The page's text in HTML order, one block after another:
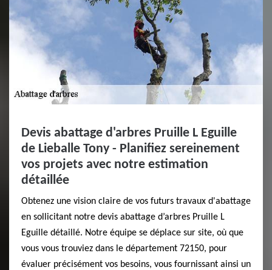
Devis abattage d'arbres Pruille L Eguille
de Lieballe Tony - Planifiez sereinement
vos projets avec notre estimation
détaillée
Obtenez une vision claire de vos futurs travaux d'abattage
en sollicitant notre devis abattage d’arbres Pruille L
Eguille détaillé. Notre équipe se déplace sur site, où que
vous vous trouviez dans le département 72150, pour
évaluer précisément vos besoins, vous fournissant ainsi un